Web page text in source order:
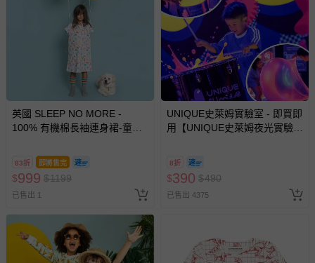
英國 SLEEP NO MORE -
100% 有機棉長袖連身裙-童趣
83折 即將售完
$999 $1199
已售出 1
UNIQUE史萊姆實驗室 - 即買即
用【UNIQUE史萊姆夜光實驗室
8/30 (電子票券，於展期現場憑
訂單編號兌換，逾期作廢) (大
人小孩均一價(3歲以上需購票))
8折
$390 $490
已售出 4375